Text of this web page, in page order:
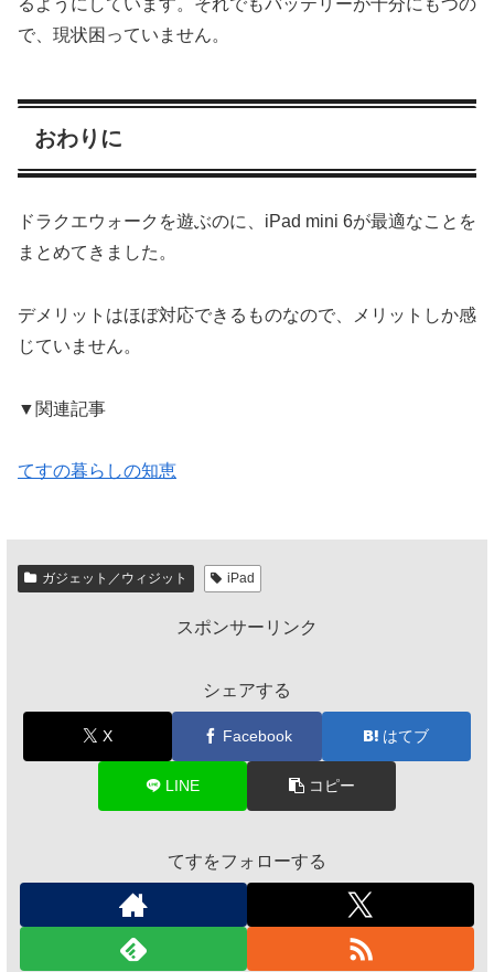
で、現状困っていません。
おわりに
ドラクエウォークを遊ぶのに、iPad mini 6が最適なことを
まとめてきました。
デメリットはほぼ対応できるものなので、メリットしか感
じていません。
▼関連記事
てすの暮らしの知恵
ガジェット／ウィジット iPad
スポンサーリンク
シェアする
X Facebook はてブ
LINE コピー
てすをフォローする